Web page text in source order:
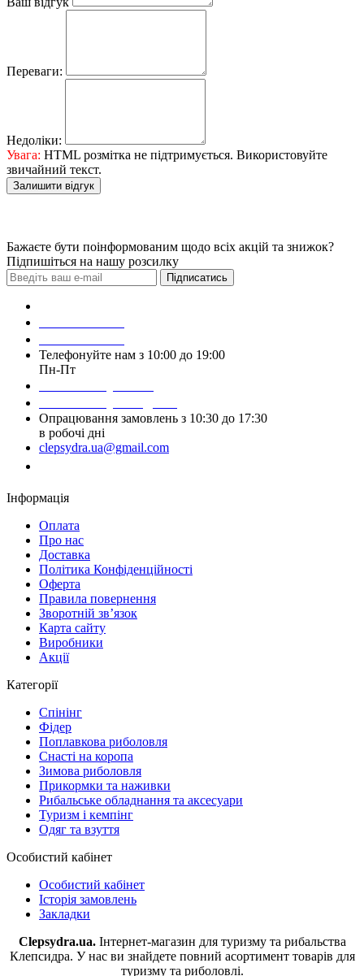
Переваги:
Недоліки:
Увага: HTML розмітка не підтримується. Використовуйте
звичайний текст.
Залишити відгук
Бажаєте бути поінформованим щодо всіх акцій та знижок?
Підпишіться на нашу розсилку
Підписатись
Телефонуйте нам з 10:00 до 19:00
Пн-Пт
Опрацювання замовлень з 10:30 до 17:30
в робочі дні
clepsydra.ua@gmail.com
Інформація
Оплата
Про нас
Доставка
Політика Конфіденційності
Оферта
Правила повернення
Зворотній зв’язок
Карта сайту
Виробники
Акції
Категорії
Спінінг
Фідер
Поплавкова риболовля
Снасті на коропа
Зимова риболовля
Прикормки та наживки
Рибальське обладнання та аксесуари
Туризм і кемпінг
Одяг та взуття
Особистий кабінет
Особистий кабінет
Історія замовлень
Закладки
Clepsydra.ua. Інтернет-магазин для туризму та рибальства
Клепсидра. У нас ви знайдете повний асортимент товарів для
туризму та риболовлі.